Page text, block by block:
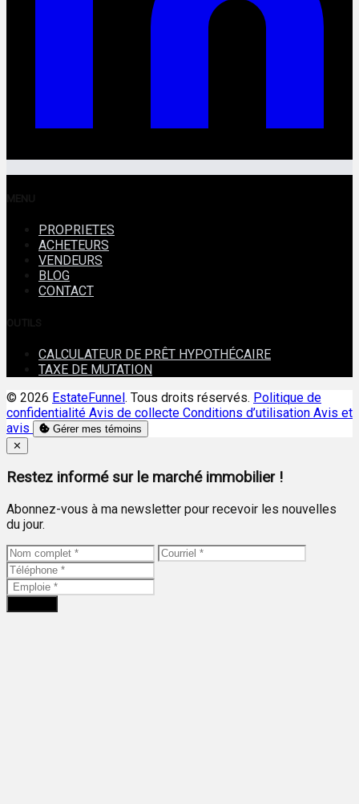
PROPRIETES
ACHETEURS
VENDEURS
BLOG
CONTACT
CALCULATEUR DE PRÊT HYPOTHÉCAIRE
TAXE DE MUTATION
© 2026 EstateFunnel. Tous droits réservés. Politique de
confidentialité Avis de collecte Conditions d’utilisation Avis et
avis
Gérer mes témoins
Close
✕
Restez informé sur le marché immobilier !
Abonnez-vous à ma newsletter pour recevoir les nouvelles
du jour.